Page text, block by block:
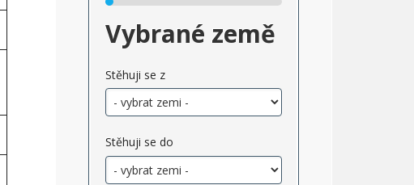
Vybrané země
Stěhuji se z
Stěhuji se do